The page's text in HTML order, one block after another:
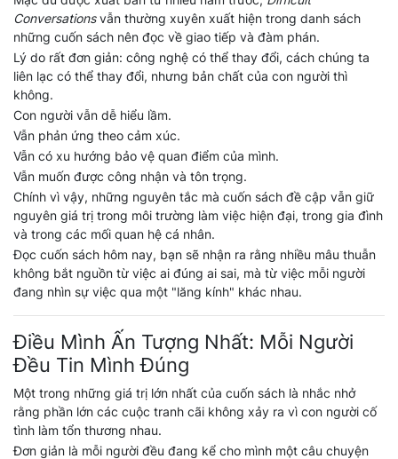
Conversationsvẫn thường xuyên xuất hiện trong danh sách
những cuốn sách nên đọc về giao tiếp và đàm phán.
Lý do rất đơn giản: công nghệ có thể thay đổi, cách chúng ta
liên lạc có thể thay đổi, nhưng bản chất của con người thì
không.
Con người vẫn dễ hiểu lầm.
Vẫn phản ứng theo cảm xúc.
Vẫn có xu hướng bảo vệ quan điểm của mình.
Vẫn muốn được công nhận và tôn trọng.
Chính vì vậy, những nguyên tắc mà cuốn sách đề cập vẫn giữ
nguyên giá trị trong môi trường làm việc hiện đại, trong gia đình
và trong các mối quan hệ cá nhân.
Đọc cuốn sách hôm nay, bạn sẽ nhận ra rằng nhiều mâu thuẫn
không bắt nguồn từ việc ai đúng ai sai, mà từ việc mỗi người
đang nhìn sự việc qua một "lăng kính" khác nhau.
Điều Mình Ấn Tượng Nhất: Mỗi Người
Đều Tin Mình Đúng
Một trong những giá trị lớn nhất của cuốn sách là nhắc nhở
rằng phần lớn các cuộc tranh cãi không xảy ra vì con người cố
tình làm tổn thương nhau.
Đơn giản là mỗi người đều đang kể cho mình một câu chuyện